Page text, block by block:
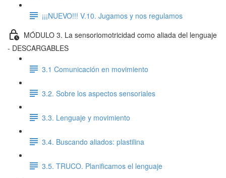
¡¡¡NUEVO!!! V.10. Jugamos y nos regulamos
MÓDULO 3. La sensoriomotricidad como aliada del lenguaje
- DESCARGABLES
3.1 Comunicación en movimiento
3.2. Sobre los aspectos sensoriales
3.3. Lenguaje y movimiento
3.4. Buscando aliados: plastilina
3.5. TRUCO. Planificamos el lenguaje